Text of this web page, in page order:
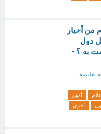
من أخبار
دول
به ؟ -
تعليمية
أخبار
أخرى